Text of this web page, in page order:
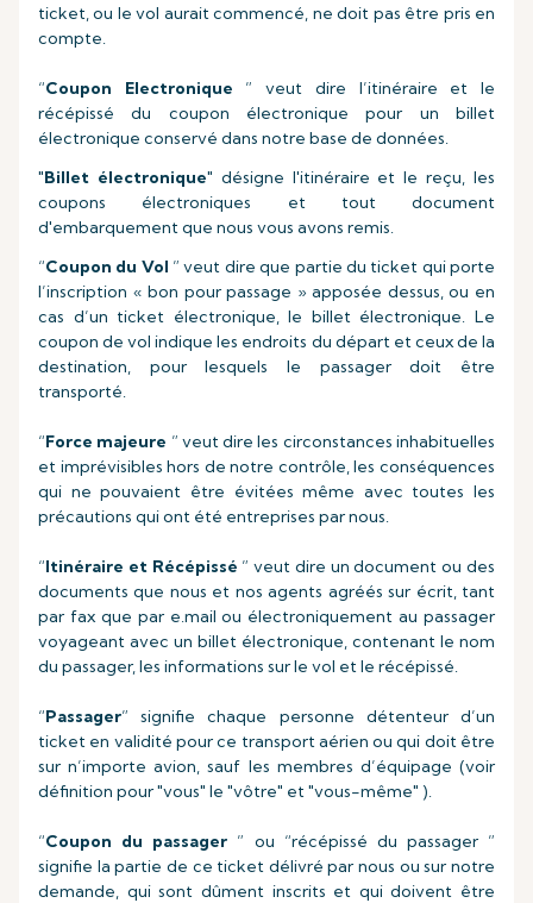
ticket, ou le vol aurait commencé, ne doit pas être pris en
compte.
“Coupon Electronique ” veut dire l’itinéraire et le
récépissé du coupon électronique pour un billet
électronique conservé dans notre base de données.
"Billet électronique" désigne l'itinéraire et le reçu, les
coupons électroniques et tout document
d'embarquement que nous vous avons remis.
“Coupon du Vol ” veut dire que partie du ticket qui porte
l’inscription « bon pour passage » apposée dessus, ou en
cas d’un ticket électronique, le billet électronique. Le
coupon de vol indique les endroits du départ et ceux de la
destination, pour lesquels le passager doit être
transporté.
“Force majeure ” veut dire les circonstances inhabituelles
et imprévisibles hors de notre contrôle, les conséquences
qui ne pouvaient être évitées même avec toutes les
précautions qui ont été entreprises par nous.
“Itinéraire et Récépissé ” veut dire un document ou des
documents que nous et nos agents agréés sur écrit, tant
par fax que par e.mail ou électroniquement au passager
voyageant avec un billet électronique, contenant le nom
du passager, les informations sur le vol et le récépissé.
“Passager” signifie chaque personne détenteur d’un
ticket en validité pour ce transport aérien ou qui doit être
sur n’importe avion, sauf les membres d’équipage (voir
définition pour "vous" le "vôtre" et "vous-même" ).
“Coupon du passager ” ou “récépissé du passager ”
signifie la partie de ce ticket délivré par nous ou sur notre
demande, qui sont dûment inscrits et qui doivent être